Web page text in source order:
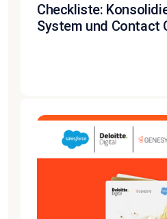
Checkliste:
System und Contact